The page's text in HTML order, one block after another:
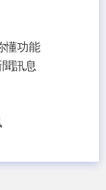
懂功能
訊息